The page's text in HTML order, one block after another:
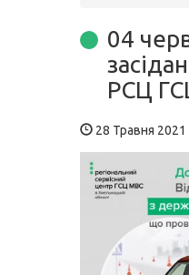
04
РСЦ
28 Травня 2021